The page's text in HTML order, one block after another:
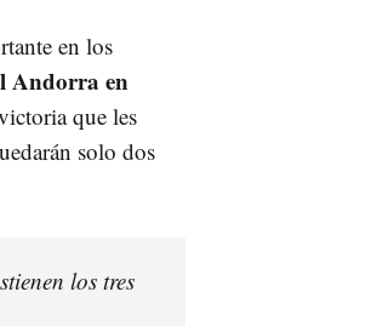
en los
Andorra en
que les
solo dos
los tres